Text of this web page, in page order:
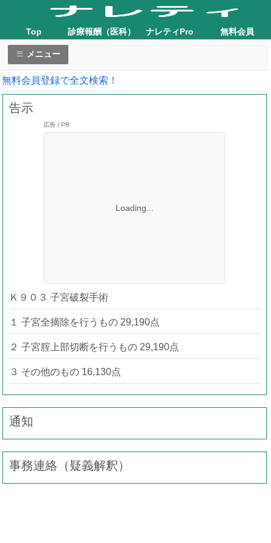
Top 診療報酬（医科） ナレティPro 無料会員
メニュー
無料会員登録で全文検索！
告示
広告 / PR
Loading...
Ｋ９０３ 子宮破裂手術
１ 子宮全摘除を行うもの 29,190点
２ 子宮腟上部切断を行うもの 29,190点
３ その他のもの 16,130点
通知
事務連絡（疑義解釈）